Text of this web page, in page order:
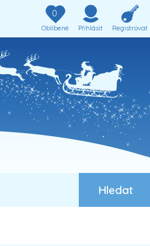
0
Oblíbené Přihlásit Registrovat